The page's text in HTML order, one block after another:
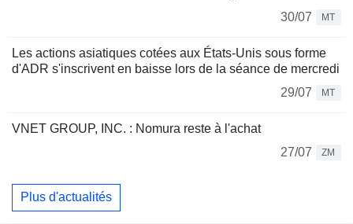
30/07
MT
Les actions asiatiques cotées aux États-Unis sous forme
d'ADR s'inscrivent en baisse lors de la séance de mercredi
29/07
MT
VNET GROUP, INC. : Nomura reste à l'achat
27/07
ZM
Plus d'actualités